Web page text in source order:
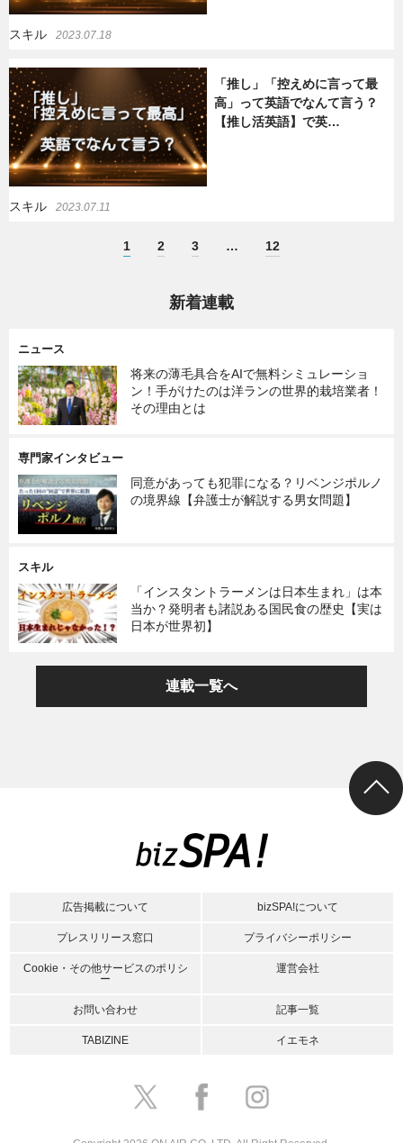
スキル 2023.07.18
「推し」「控えめに言って最
高」って英語でなんて言う？
【推し活英語】で英…
スキル 2023.07.11
1 2 3 … 12
新着連載
ニュース
将来の薄毛具合をAIで無料シミュレーショ
ン！手がけたのは洋ランの世界的栽培業者！
その理由とは
専門家インタビュー
同意があっても犯罪になる？リベンジポルノ
の境界線【弁護士が解説する男女問題】
スキル
「インスタントラーメンは日本生まれ」は本
当か？発明者も諸説ある国民食の歴史【実は
日本が世界初】
連載一覧へ
広告掲載について bizSPA!について
プレスリリース窓口 プライバシーポリシー
Cookie・その他サービスのポリシ
ー
運営会社
お問い合わせ 記事一覧
TABIZINE イエモネ